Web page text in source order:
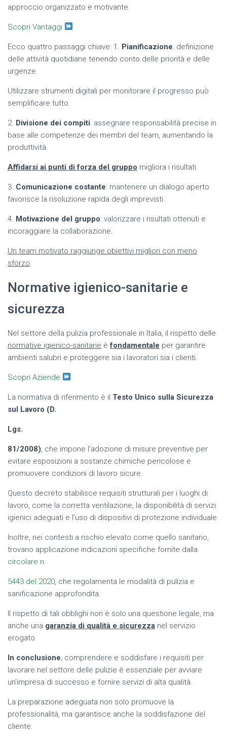
approccio organizzato e motivante.
Scopri Vantaggi
Ecco quattro passaggi chiave: 1. Pianificazione: definizione
delle attività quotidiane tenendo conto delle priorità e delle
urgenze.
Utilizzare strumenti digitali per monitorare il progresso può
semplificare tutto.
2. Divisione dei compiti: assegnare responsabilità precise in
base alle competenze dei membri del team, aumentando la
produttività.
Affidarsi ai punti di forza del gruppo migliora i risultati.
3. Comunicazione costante: mantenere un dialogo aperto
favorisce la risoluzione rapida degli imprevisti.
4. Motivazione del gruppo: valorizzare i risultati ottenuti e
incoraggiare la collaborazione.
Un team motivato raggiunge obiettivi migliori con meno
sforzo.
Normative igienico-sanitarie e
sicurezza
Nel settore della pulizia professionale in Italia, il rispetto delle
normative igienico-sanitarie èfondamentale per garantire
ambienti salubri e proteggere sia i lavoratori sia i clienti.
Scopri Aziende
La normativa di riferimento è il Testo Unico sulla Sicurezza
sul Lavoro (D.
Lgs.
81/2008), che impone l’adozione di misure preventive per
evitare esposizioni a sostanze chimiche pericolose e
promuovere condizioni di lavoro sicure.
Questo decreto stabilisce requisiti strutturali per i luoghi di
lavoro, come la corretta ventilazione, la disponibilità di servizi
igienici adeguati e l’uso di dispositivi di protezione individuale.
Inoltre, nei contesti a rischio elevato come quello sanitario,
trovano applicazione indicazioni specifiche fornite dalla
circolare n.
5443 del 2020, che regolamenta le modalità di pulizia e
sanificazione approfondita.
Il rispetto di tali obblighi non è solo una questione legale, ma
anche una garanzia di qualità e sicurezza nel servizio
erogato.
In conclusione, comprendere e soddisfare i requisiti per
lavorare nel settore delle pulizie è essenziale per avviare
un’impresa di successo e fornire servizi di alta qualità.
La preparazione adeguata non solo promuove la
professionalità, ma garantisce anche la soddisfazione del
cliente.